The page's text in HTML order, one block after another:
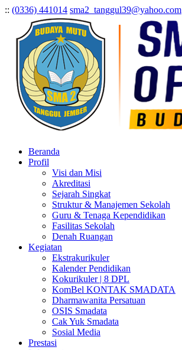
:: (0336) 441014 sma2_tanggul39@yahoo.com
Beranda
Profil
Visi dan Misi
Akreditasi
Sejarah Singkat
Struktur & Manajemen Sekolah
Guru & Tenaga Kependidikan
Fasilitas Sekolah
Denah Ruangan
Kegiatan
Ekstrakurikuler
Kalender Pendidikan
Kokurikuler | 8 DPL
KomBel KONTAK SMADATA
Dharmawanita Persatuan
OSIS Smadata
Cak Yuk Smadata
Sosial Media
Prestasi